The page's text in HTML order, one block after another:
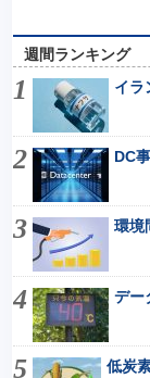
週間ランキング
イラ
DC
環境
デー
低炭